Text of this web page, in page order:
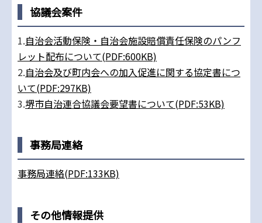
協議会案件
1.自治会活動保険・自治会施設賠償責任保険のパンフ
レット配布について(PDF:600KB)
2.自治会及び町内会への加入促進に関する協定書につ
いて(PDF:297KB)
3.堺市自治連合協議会要望書について(PDF:53KB)
事務局連絡
事務局連絡(PDF:133KB)
その他情報提供